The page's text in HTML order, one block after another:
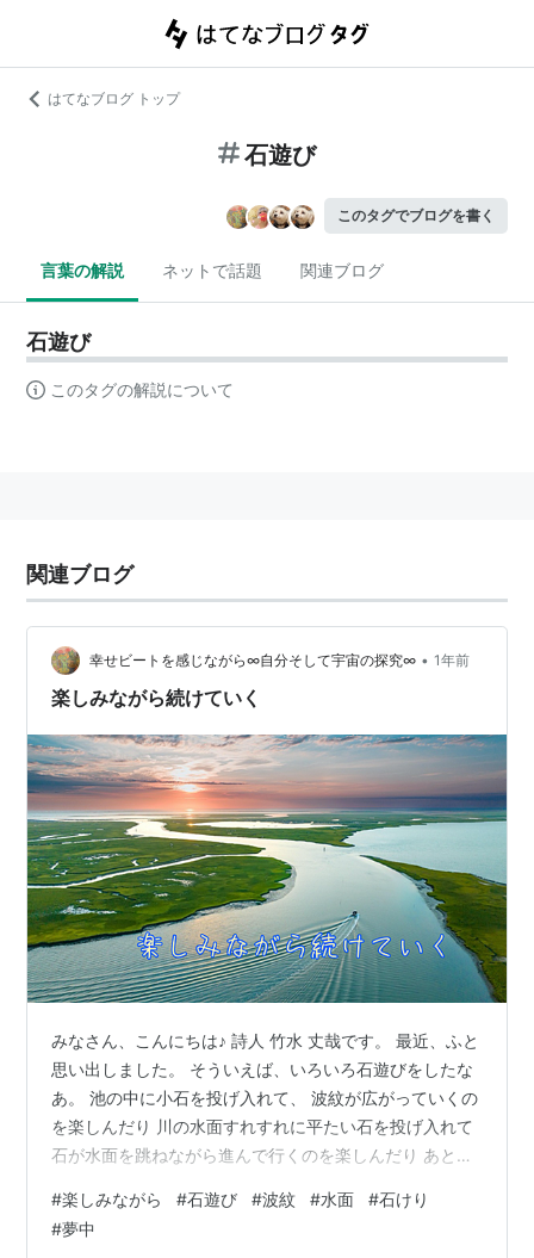
はてなブログ トップ
石遊び
このタグでブログを書く
言葉の解説 ネットで話題 関連ブログ
石遊び
このタグの解説について
関連ブログ
幸せビートを感じながら∞自分そして宇宙の探究∞ • 1年前
楽しみながら続けていく
みなさん、こんにちは♪ 詩人 竹水 丈哉です。 最近、ふと
思い出しました。 そういえば、いろいろ石遊びをしたな
あ。 池の中に小石を投げ入れて、 波紋が広がっていくの
を楽しんだり 川の水面すれすれに平たい石を投げ入れて
石が水面を跳ねながら進んで行くのを楽しんだり あと
いました。 夢中になり過ぎて、 時間も忘れてしまうこと
もありました。 そのようなわけで、詩を書かせて頂きま
#楽しみながら #石遊び #波紋 #水面 #石けり
#夢中